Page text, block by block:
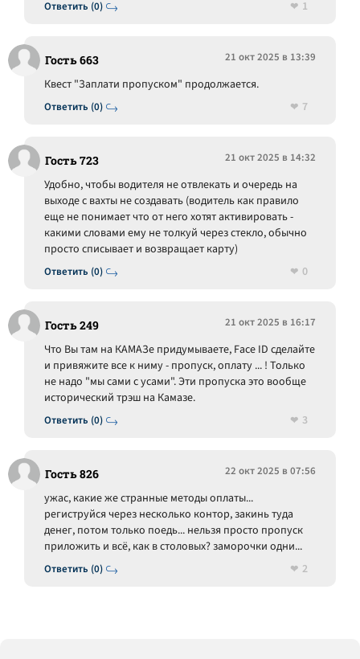
Ответить (0) 1
Гость 663 21 окт 2025 в 13:39
Ответить (0)
Квест "Заплати пропуском" продолжается.
7
Гость 723 21 окт 2025 в 14:32
Ответить (0)
Удобно, чтобы водителя не отвлекать и очередь на
выходе с вахты не создавать (водитель как правило
еще не понимает что от него хотят активировать -
какими словами ему не толкуй через стекло, обычно
просто списывает и возвращает карту)
0
Гость 249 21 окт 2025 в 16:17
Ответить (0)
Что Вы там на КАМАЗе придумываете, Face ID сделайте
и привяжите все к ниму - пропуск, оплату ... ! Только
не надо "мы сами с усами". Эти пропуска это вообще
исторический трэш на Камазе.
3
Гость 826 22 окт 2025 в 07:56
Ответить (0)
ужас, какие же странные методы оплаты...
региструйся через несколько контор, закинь туда
денег, потом только поедь... нельзя просто пропуск
приложить и всё, как в столовых? заморочки одни...
2